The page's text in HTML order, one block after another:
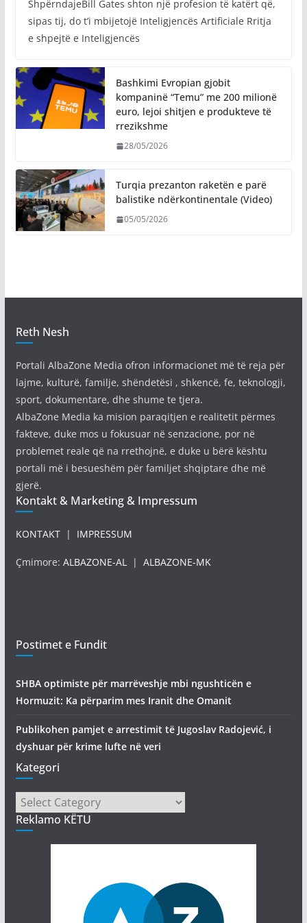
ShpërndajeBill Gates shton një profesion të katërt që,
sipas tij, do t’i mbijetojë Inteligjencës Artificiale Rritja
e shpejtë e Inteligjencës
Bashkimi Evropian gjobit
kompaninë “Temu” me 200 milionë
euro, lejoi shitjen e produkteve të
rrezikshme
28/05/2026
Turqia prezanton raketën e parë
balistike ndërkontinentale (Video)
05/05/2026
Reth Nesh
Portali AlbaZone Media ofron informacionet më të reja për
lajme, kulturë, familje, shëndetësi , shkencë, fe, teknologji,
sport, dokumentare, dhe shume te tjera.
AlbaZone Media ka mision paraqitjen e realitetit përmes
fakteve, duke mos u fokusuar në senzacione, por në
problemet reale që na rrethojnë, e duke u bërë kështu
portali më i besueshëm për familjet shqiptare dhe më
gjerë.
Kontakt & Marketing & Impressum
KONTAKT| IMPRESSUM
Çmimore: ALBAZONE-AL| ALBAZONE-MK
Postimet e Fundit
SHBA optimiste për marrëveshje mbi ngushticën e
Hormuzit: Ka përparim mes Iranit dhe Omanit
Publikohen pamjet e arrestimit të Jugoslav Radojević, i
dyshuar për krime lufte në veri
Kategori
Kategori
Reklamo KËTU